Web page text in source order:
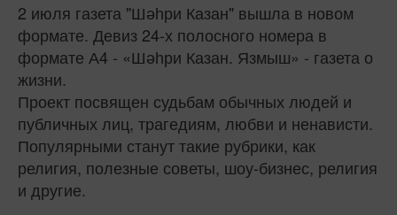
2 июля газета "Шәһри Казан" вышла в новом
формате. Девиз 24-х полосного номера в
формате А4 - «Шәһри Казан. Язмыш» - газета о
жизни.
Проект посвящен судьбам обычных людей и
публичных лиц, трагедиям, любви и ненависти.
Популярными станут такие рубрики, как
религия, полезные советы, шоу-бизнес, религия
и другие.